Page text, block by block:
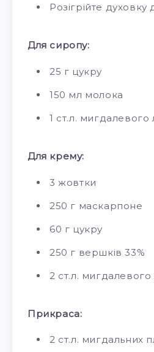
Розігрійте духовку
Для сиропу:
25 г цукру
150 мл молока
1 ст.л. мигдалевого
Для крему:
3 жовтки
250 г маскарпоне
60 г цукру
250 г вершків 33%
2 ст.л. мигдалевого
Прикраса:
2 ст.л. мигдальних